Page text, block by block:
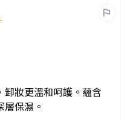
卸妝更溫和呵護。蘊含
保濕。